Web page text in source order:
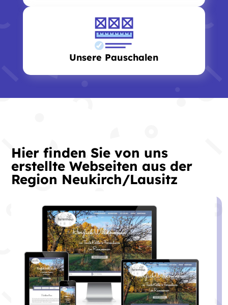
Unsere Pauschalen
Hier finden Sie von uns
erstellte Webseiten aus der
Region Neukirch/Lausitz